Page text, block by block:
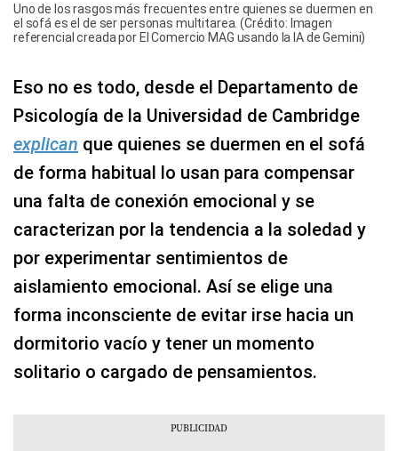
Uno de los rasgos más frecuentes entre quienes se duermen en
el sofá es el de ser personas multitarea. (Crédito: Imagen
referencial creada por El Comercio MAG usando la IA de Gemini)
Eso no es todo, desde el Departamento de
Psicología de la Universidad de Cambridge
explican que quienes se duermen en el sofá
de forma habitual lo usan para compensar
una falta de conexión emocional y se
caracterizan por la tendencia a la soledad y
por experimentar sentimientos de
aislamiento emocional. Así se elige una
forma inconsciente de evitar irse hacia un
dormitorio vacío y tener un momento
solitario o cargado de pensamientos.